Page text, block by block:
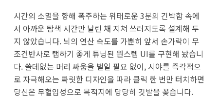
시간의 소멸을 향해 폭주하는 위태로운 3분의 긴박함 속에
서 아까운 탐색 시간만 날린 채 지쳐 쓰러지도록 설계해 두
지 않았습니다. 뇌의 연산 속도를 가뿐히 앞서 손가락이 무
조건반사로 탭하기 좋게 튜닝된 원스텝 UI를 구현해 놨습니
다. 쓸데없는 머리 싸움을 벌일 필요 없이, 시야를 즉각적으
로 자극해오는 짜릿한 디자인을 따라 클릭 한 번만 터치하면
당신은 무혈입성으로 목적지에 당당히 깃발을 꽂습니다.